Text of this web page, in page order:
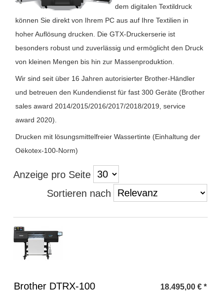
dem digitalen Textildruck
können Sie direkt von Ihrem PC aus auf Ihre Textilien in
hoher Auflösung drucken. Die GTX-Druckerserie ist
besonders robust und zuverlässig und ermöglicht den Druck
von kleinen Mengen bis hin zur Massenproduktion.
Wir sind seit über 16 Jahren autorisierter Brother-Händler
und betreuen den Kundendienst für fast 300 Geräte (Brother
sales award 2014/2015/2016/2017/2018/2019, service
award 2020).
Drucken mit lösungsmittelfreier Wassertinte (Einhaltung der
Oëkotex-100-Norm)
Anzeige pro Seite
Sortieren nach
Überschrift
Brother DTRX-100
18.495,00 € *